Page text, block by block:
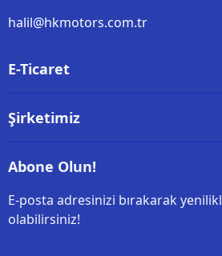
halil@hkmotors.com.tr
E-Ticaret
Şirketimiz
Abone Olun!
E-posta adresinizi bırakarak
olabilirsiniz!